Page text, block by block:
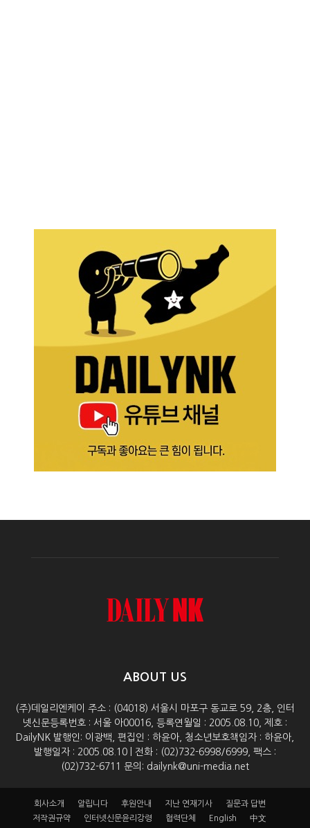
ABOUT US
(주)데일리엔케이 주소 : (04018) 서울시 마포구 동교로 59, 2층, 인터
넷신문등록번호 : 서울 아00016, 등록연월일 : 2005.08.10, 제호 :
DailyNK 발행인: 이광백, 편집인 : 하윤아, 청소년보호책임자 : 하윤아,
발행일자 : 2005.08.10 | 전화 : (02)732-6998/6999, 팩스 :
(02)732-6711 문의: dailynk@uni-media.net
회사소개 알립니다 후원안내 지난 연재기사
질문과 답변
저작권규약
인터넷신문윤리강령 협력단체 English 中文